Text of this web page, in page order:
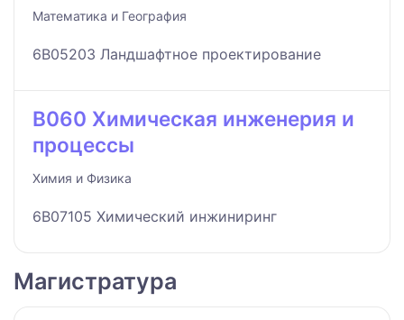
Математика и География
6B05203 Ландшафтное проектирование
B060 Химическая инженерия и
процессы
Химия и Физика
6B07105 Химический инжиниринг
Магистратура